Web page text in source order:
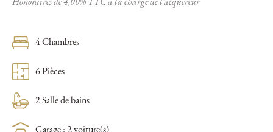
Honoraires de 4,00% TTC à la charge de l’acquéreur
4 Chambres
6 Pièces
2 Salle de bains